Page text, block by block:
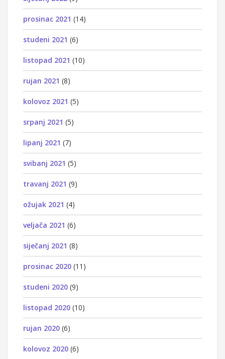
prosinac 2021 (14)
studeni 2021 (6)
listopad 2021 (10)
rujan 2021 (8)
kolovoz 2021 (5)
srpanj 2021 (5)
lipanj 2021 (7)
svibanj 2021 (5)
travanj 2021 (9)
ožujak 2021 (4)
veljača 2021 (6)
siječanj 2021 (8)
prosinac 2020 (11)
studeni 2020 (9)
listopad 2020 (10)
rujan 2020 (6)
kolovoz 2020 (6)